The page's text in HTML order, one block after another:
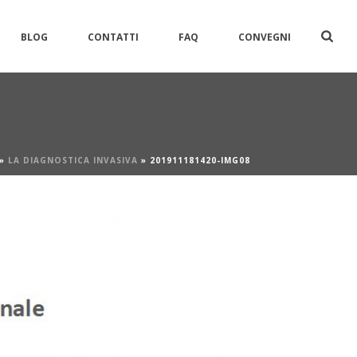
BLOG CONTATTI FAQ CONVEGNI
LA DIAGNOSTICA INVASIVA » 201911181420-IMG08